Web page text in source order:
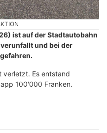
ist auf der Stadtautobahn
und bei der
verletzt. Es entstand
100'000 Franken.